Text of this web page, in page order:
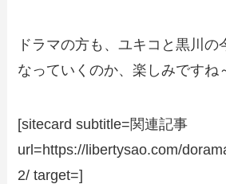
ドラマの方も、ユキコと黒川の
なっていくのか、楽しみです
[sitecard subtitle=関連記事
url=https://libertysao.com/
2/ target=]